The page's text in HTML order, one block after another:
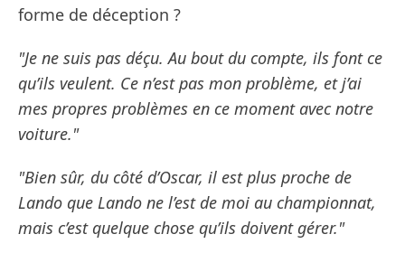
forme de déception ?
"Je ne suis pas déçu. Au bout du compte, ils font ce
qu’ils veulent. Ce n’est pas mon problème, et j’ai
mes propres problèmes en ce moment avec notre
voiture."
"Bien sûr, du côté d’Oscar, il est plus proche de
Lando que Lando ne l’est de moi au championnat,
mais c’est quelque chose qu’ils doivent gérer."